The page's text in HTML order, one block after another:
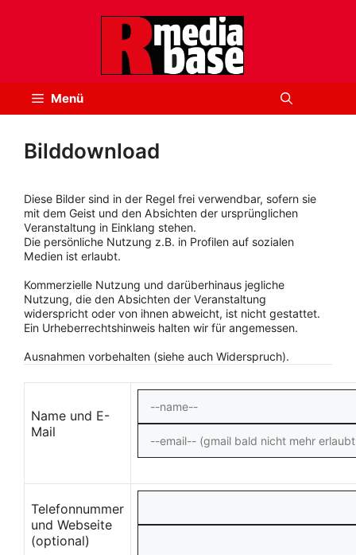
Menü
Bilddownload
Diese Bilder sind in der Regel frei verwendbar, sofern sie
mit dem Geist und den Absichten der ursprünglichen
Veranstaltung in Einklang stehen.
Die persönliche Nutzung z.B. in Profilen auf sozialen
Medien ist erlaubt.
Kommerzielle Nutzung und darüberhinaus jegliche
Nutzung, die den Absichten der Veranstaltung
widerspricht oder von ihnen abweicht, ist nicht gestattet.
Ein Urheberrechtshinweis halten wir für angemessen.
Ausnahmen vorbehalten (siehe auch Widerspruch).
Name und E-
Mail
Telefonnummer
und Webseite
(optional)